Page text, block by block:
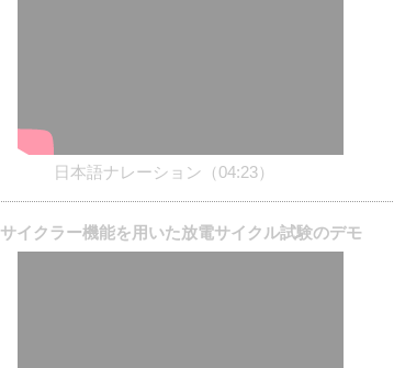
日本語ナレーション（04:23）
サイクラー機能を用いた放電サイクル試験のデモ